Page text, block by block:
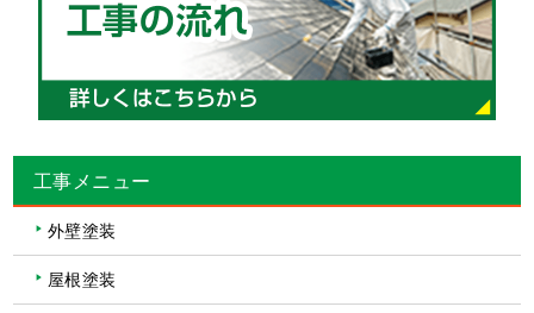
工事メニュー
外壁塗装
屋根塗装